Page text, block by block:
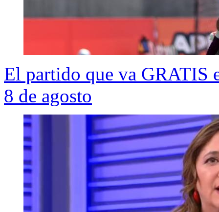
El partido que va GRATIS
8 de agosto